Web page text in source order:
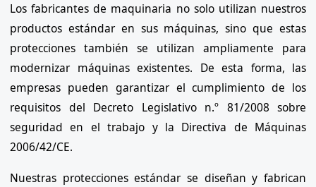
Los fabricantes de maquinaria no solo utilizan nuestros
productos estándar en sus máquinas, sino que estas
protecciones también se utilizan ampliamente para
modernizar máquinas existentes. De esta forma, las
empresas pueden garantizar el cumplimiento de los
requisitos del Decreto Legislativo n.º 81/2008 sobre
seguridad en el trabajo y la Directiva de Máquinas
2006/42/CE.
Nuestras protecciones estándar se diseñan y fabrican